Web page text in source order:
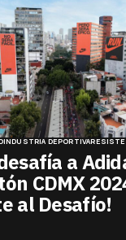
INDUSTRIA DEPORTIVA
a
CDMX
al Desafío!